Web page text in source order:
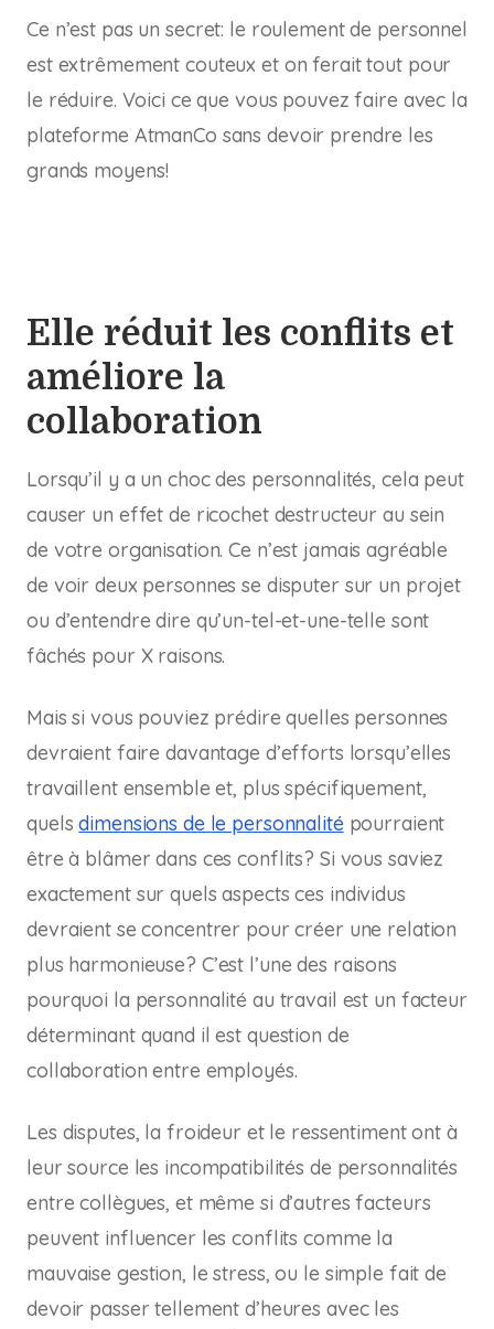
Ce n’est pas un secret: le roulement de personnel
est extrêmement couteux et on ferait tout pour
le réduire. Voici ce que vous pouvez faire avec la
plateforme AtmanCo sans devoir prendre les
grands moyens!
Elle réduit les conflits et
améliore la
collaboration
Lorsqu’il y a un choc des personnalités, cela peut
causer un effet de ricochet destructeur au sein
de votre organisation. Ce n’est jamais agréable
de voir deux personnes se disputer sur un projet
ou d’entendre dire qu’un-tel-et-une-telle sont
fâchés pour X raisons.
Mais si vous pouviez prédire quelles personnes
devraient faire davantage d’efforts lorsqu’elles
travaillent ensemble et, plus spécifiquement,
quelsdimensions de le personnalitépourraient
être à blâmer dans ces conflits? Si vous saviez
exactement sur quels aspects ces individus
devraient se concentrer pour créer une relation
plus harmonieuse? C’est l’une des raisons
pourquoi la personnalité au travail est un facteur
déterminant quand il est question de
collaboration entre employés.
Les disputes, la froideur et le ressentiment ont à
leur source les incompatibilités de personnalités
entre collègues, et même si d’autres facteurs
peuvent influencer les conflits comme la
mauvaise gestion, le stress, ou le simple fait de
devoir passer tellement d’heures avec les